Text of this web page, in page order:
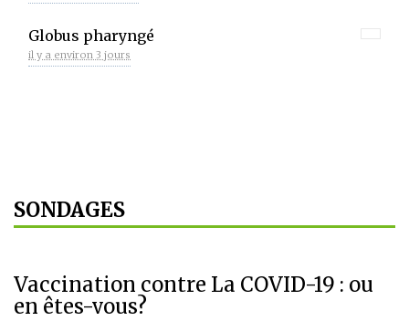
Globus pharyngé
il y a environ 3 jours
SONDAGES
Vaccination contre La COVID-19 : ou
en êtes-vous?